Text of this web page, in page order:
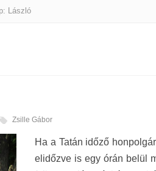
László
Zsille Gábor
Ha a Tatán időző
elidőzve is egy órán belül